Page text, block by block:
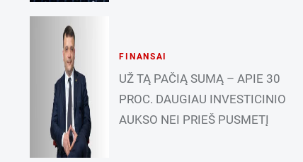
FINANSAI
UŽ TĄ PAČIĄ SUMĄ – APIE 30
PROC. DAUGIAU INVESTICINIO
AUKSO NEI PRIEŠ PUSMETĮ